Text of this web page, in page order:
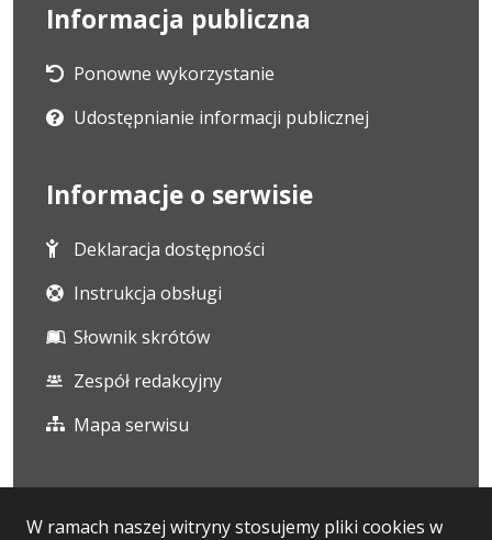
W ramach naszej witryny stosujemy pliki cookies w
Informacja publiczna
Ponowne wykorzystanie
Udostępnianie informacji publicznej
Informacje o serwisie
Deklaracja dostępności
Instrukcja obsługi
Słownik skrótów
Zespół redakcyjny
Mapa serwisu